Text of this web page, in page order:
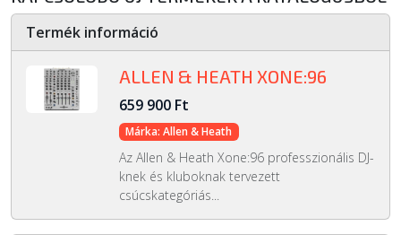
Termék információ
ALLEN & HEATH XONE:96
659 900 Ft
Márka: Allen & Heath
Az Allen & Heath Xone:96 professzionális DJ-
knek és kluboknak tervezett
csúcskategóriás...